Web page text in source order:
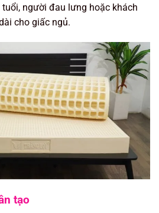
người đau lưng hoặc khách
cho giấc ngủ.
tạo